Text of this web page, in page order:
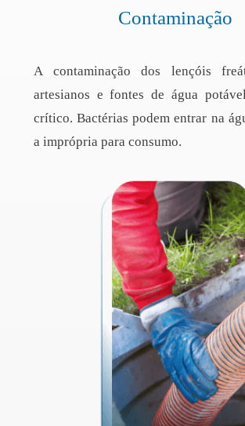
Contaminação
A contaminação dos lençóis
artesianos e fontes de água
crítico. Bactérias podem entrar na
a imprópria para consumo.